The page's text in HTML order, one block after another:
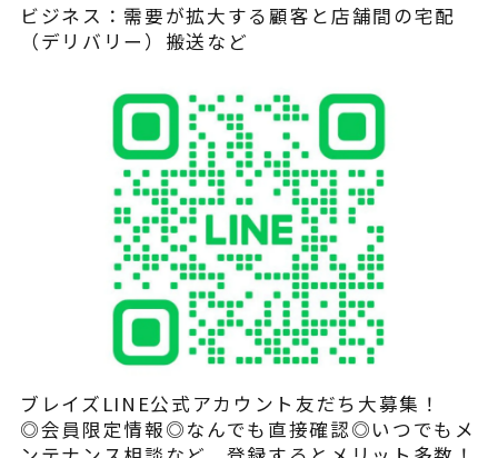
ビジネス：需要が拡大する顧客と店舗間の宅配
（デリバリー）搬送など
ブレイズLINE公式アカウント友だち大募集！
◎会員限定情報◎なんでも直接確認◎いつでもメ